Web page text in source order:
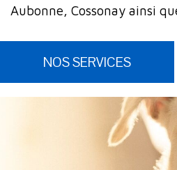
Aubonne, Cossonay ainsi
NOS SERVICES